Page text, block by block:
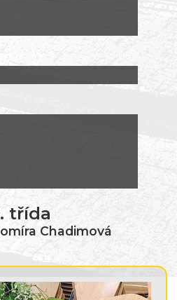
třída
Chadimová